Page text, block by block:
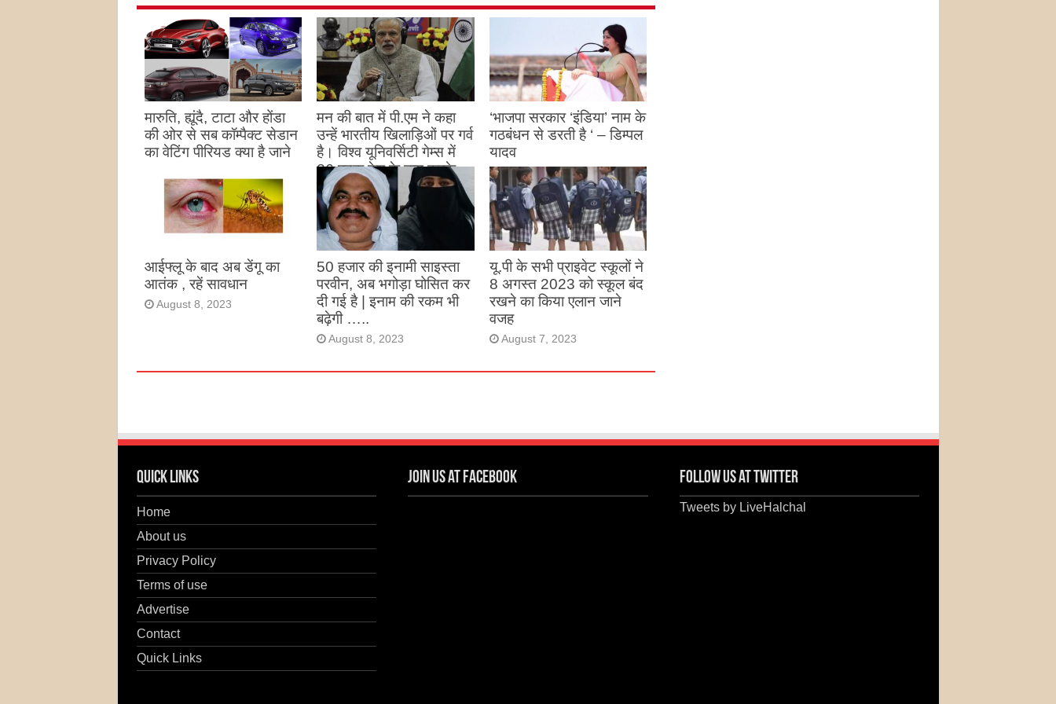
मारुति, ह्यूंदै, टाटा और होंडा
की ओर से सब कॉम्पैक्ट सेडान
का वेटिंग पीरियड क्या है जाने
मन की बात में पी.एम ने कहा
उन्हें भारतीय खिलाड़िओं पर गर्व
है। विश्व यूनिवर्सिटी गेम्स में
26 पदक देश के नाम करके
उन्होंने देश का नाम रोशन किया
है
August 27, 2023
‘भाजपा सरकार ‘इंडिया’ नाम के
गठबंधन से डरती है ‘ – डिम्पल
यादव
August 26, 2023
आईफ्लू के बाद अब डेंगू का
आतंक , रहें सावधान
August 8, 2023
50 हजार की इनामी साइस्ता
परवीन, अब भगोड़ा घोसित कर
दी गई है | इनाम की रकम भी
बढ़ेगी …..
August 8, 2023
यू.पी के सभी प्राइवेट स्कूलों ने
8 अगस्त 2023 को स्कूल बंद
रखने का किया एलान जाने
वजह
August 7, 2023
Quick Links
Home
About us
Privacy Policy
Terms of use
Advertise
Contact
Quick Links
Join us at Facebook Follow us at Twitter
Tweets by LiveHalchal